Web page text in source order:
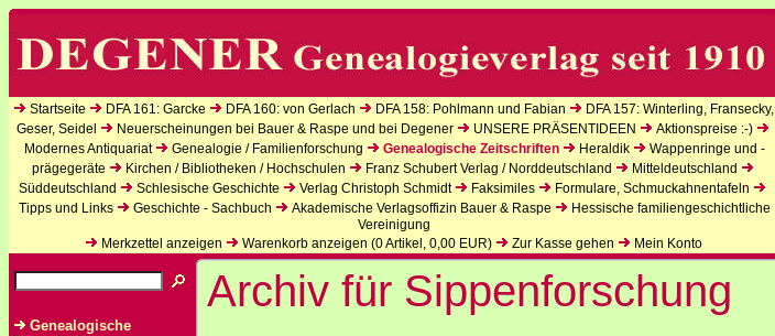
Startseite DFA 161: Garcke DFA 160: von Gerlach DFA 158: Pohlmann und Fabian
DFA 157: Winterling, Fransecky,
Geser, Seidel
Neuerscheinungen bei Bauer & Raspe und bei Degener UNSERE PRÄSENTIDEEN
Aktionspreise :-)
Modernes Antiquariat
Genealogie / Familienforschung Genealogische Zeitschriften Heraldik
Wappenringe und -
prägegeräte
Kirchen / Bibliotheken / Hochschulen Franz Schubert Verlag / Norddeutschland
Mitteldeutschland
Süddeutschland
Schlesische Geschichte Verlag Christoph Schmidt Faksimiles
Formulare, Schmuckahnentafeln
Tipps und Links
Geschichte - Sachbuch Akademische Verlagsoffizin Bauer & Raspe
Hessische familiengeschichtliche
Vereinigung
Merkzettel anzeigen
Warenkorb anzeigen (0Artikel, 0,00 EUR) Zur Kasse gehen Mein Konto
Genealogische
Archiv für Sippenforschung